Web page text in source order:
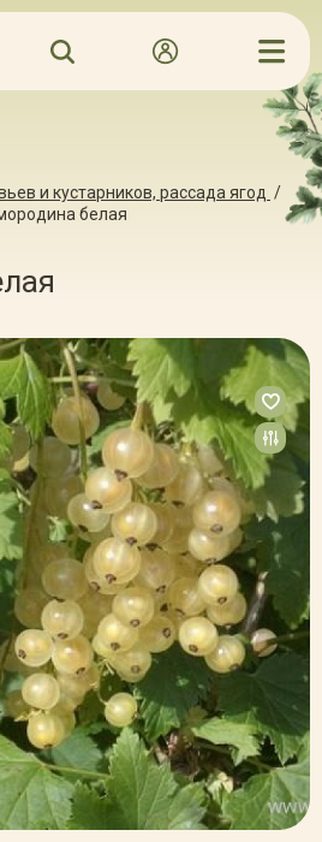
и кустарников, рассада ягод /
белая